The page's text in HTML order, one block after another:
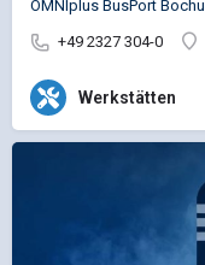
+49 2327 304-0
Werkstätten